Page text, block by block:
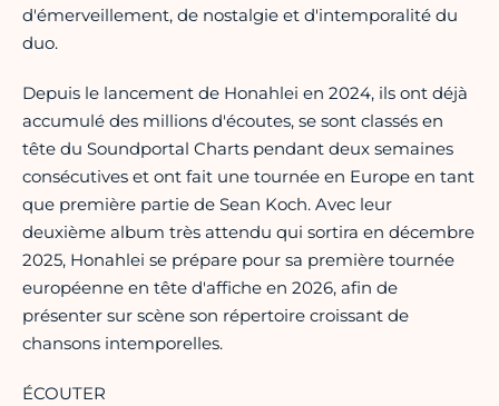
d'émerveillement, de nostalgie et d'intemporalité du
duo.
Depuis le lancement de Honahlei en 2024, ils ont déjà
accumulé des millions d'écoutes, se sont classés en
tête du Soundportal Charts pendant deux semaines
consécutives et ont fait une tournée en Europe en tant
que première partie de Sean Koch. Avec leur
deuxième album très attendu qui sortira en décembre
2025, Honahlei se prépare pour sa première tournée
européenne en tête d'affiche en 2026, afin de
présenter sur scène son répertoire croissant de
chansons intemporelles.
ÉCOUTER